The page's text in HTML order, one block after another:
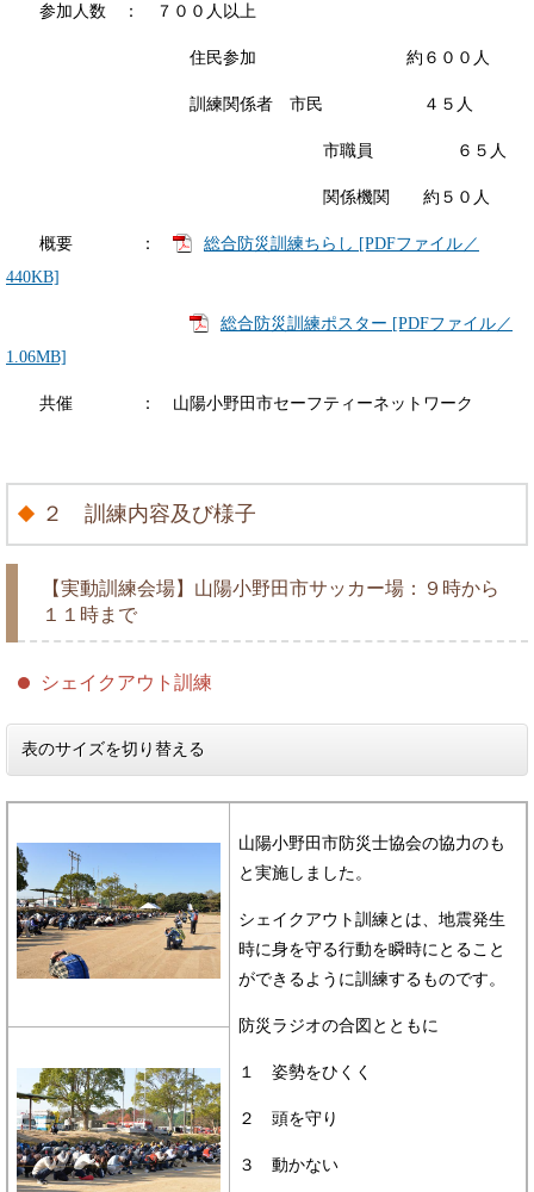
参加人数 ： ７００人以上
住民参加 約６００人
訓練関係者 市民 ４５人
市職員 ６５人
関係機関 約５０人
概要 ：
総合防災訓練ちらし [PDFファイル／
440KB]
総合防災訓練ポスター [PDFファイル／
1.06MB]
共催 ： 山陽小野田市セーフティーネットワーク
２ 訓練内容及び様子
【実動訓練会場】山陽小野田市サッカー場：９時から
１１時まで
シェイクアウト訓練
表のサイズを切り替える
山陽小野田市防災士協会の協力のも
と実施しました。
シェイクアウト訓練とは、地震発生
時に身を守る行動を瞬時にとること
ができるように訓練するものです。
防災ラジオの合図とともに
１ 姿勢をひくく
２ 頭を守り
３ 動かない